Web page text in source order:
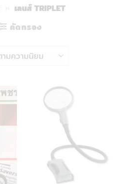
เลนส์ TRIPLET
คัดกรอง